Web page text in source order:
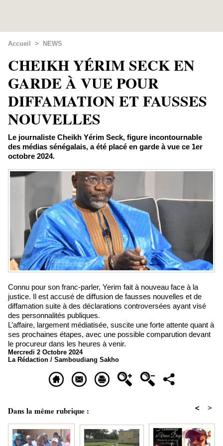
Accueil > NEWS
​CHEIKH YÉRIM SECK EN
GARDE À VUE POUR
DIFFAMATION ET FAUSSES
NOUVELLES
Le journaliste Cheikh Yérim Seck, figure incontournable
des médias sénégalais, a été placé en garde à vue ce 1er
octobre 2024.
Connu pour son franc-parler, Yerim fait à nouveau face à la
justice. Il est accusé de diffusion de fausses nouvelles et de
diffamation suite à des déclarations controversées ayant visé
des personnalités publiques.
L’affaire, largement médiatisée, suscite une forte attente quant à
ses prochaines étapes, avec une possible comparution devant
le procureur dans les heures à venir.
Mercredi 2 Octobre 2024
La Rédaction / Samboudiang Sakho
Dans la même rubrique : < >